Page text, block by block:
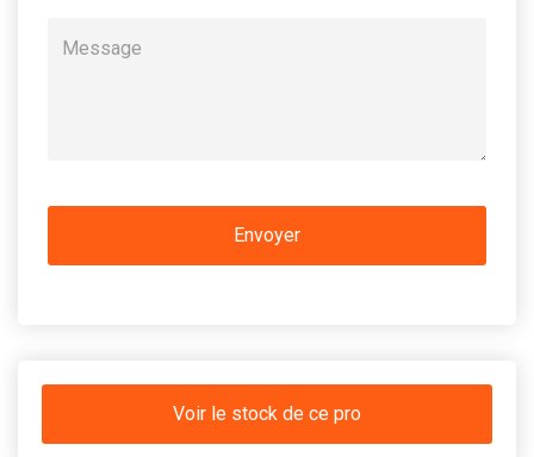
Voir le stock de ce pro